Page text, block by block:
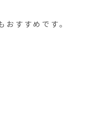
すすめです。